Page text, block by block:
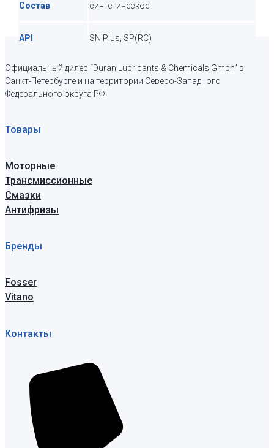
Состав синтетическое
API SN Plus, SP(RC)
Официальный дилер “Duran Lubricants & Chemicals Gmbh” в
Санкт-Петербурге и на территории Северо-Западного
Федерального округа РФ
Товары
Моторные
Трансмиссионные
Смазки
Антифризы
Бренды
Fosser
Vitano
Контакты